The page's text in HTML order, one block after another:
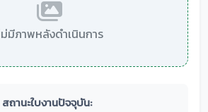
มีภาพหลังดำเนินการ
สถานะใบงานปัจจุบัน: